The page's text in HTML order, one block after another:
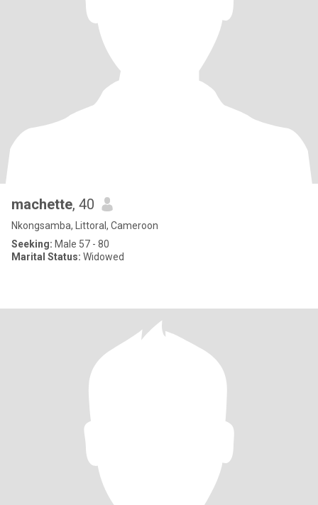
machette, 40
Nkongsamba, Littoral, Cameroon
Seeking: Male 57 - 80
Marital Status: Widowed